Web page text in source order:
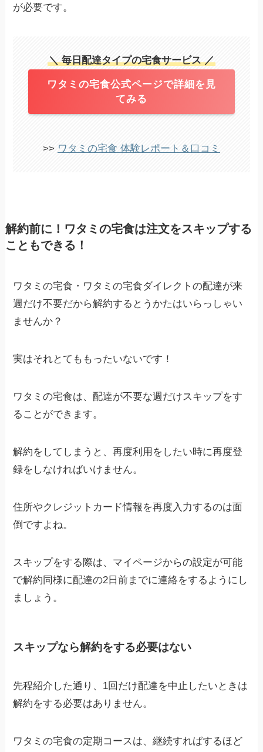
が必要です。
＼ 毎日配達タイプの宅食サービス ／
ワタミの宅食公式ページで詳細を見
てみる
>> ワタミの宅食 体験レポート＆口コミ
解約前に！ワタミの宅食は注文をスキップする
こともできる！
ワタミの宅食・ワタミの宅食ダイレクトの配達が来
週だけ不要だから解約するとうかたはいらっしゃい
ませんか？
実はそれとてももったいないです！
ワタミの宅食は、配達が不要な週だけスキップをす
ることができます。
解約をしてしまうと、再度利用をしたい時に再度登
録をしなければいけません。
住所やクレジットカード情報を再度入力するのは面
倒ですよね。
スキップをする際は、マイページからの設定が可能
で解約同様に配達の2日前までに連絡をするようにし
ましょう。
スキップなら解約をする必要はない
先程紹介した通り、1回だけ配達を中止したいときは
解約をする必要はありません。
ワタミの宅食の定期コースは、継続すればするほど